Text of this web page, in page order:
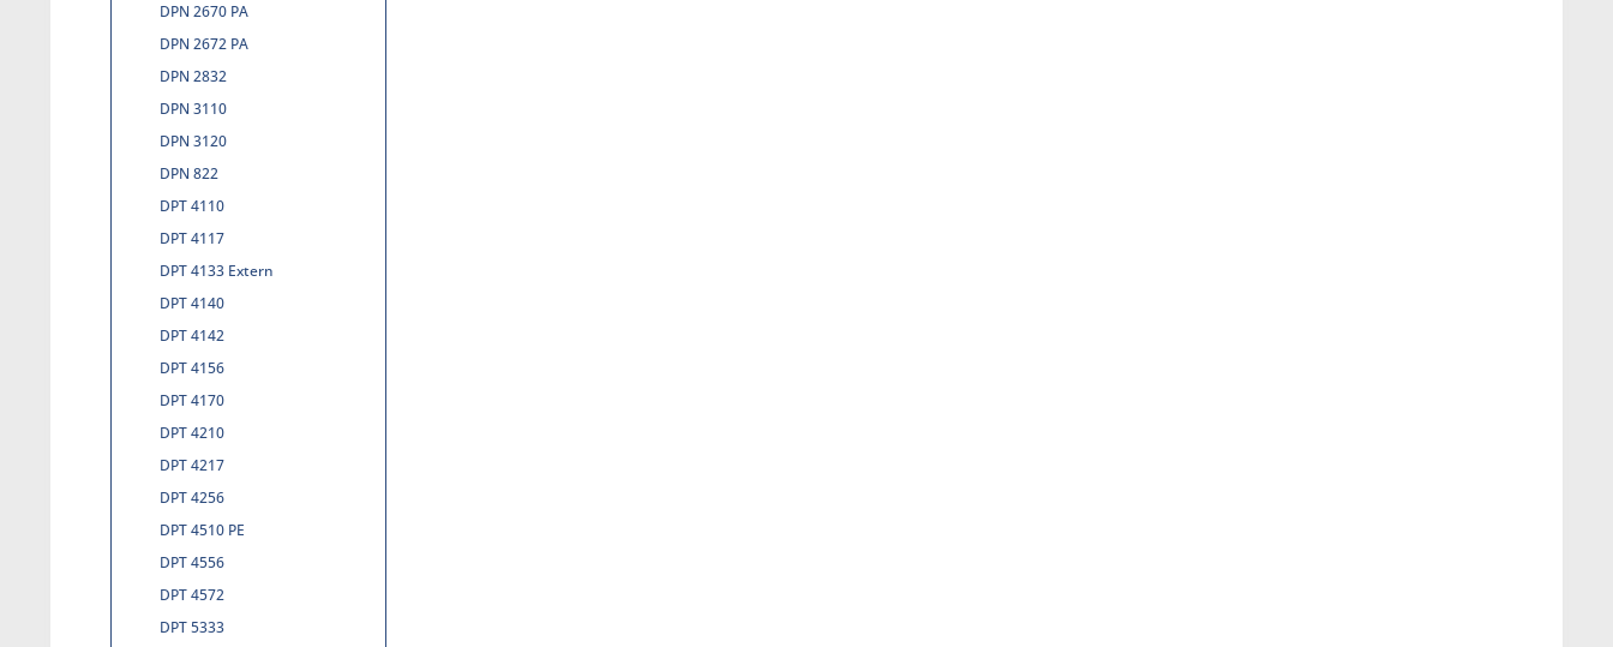
DPN 2670 PA
DPN 2672 PA
DPN 2832
DPN 3110
DPN 3120
DPN 822
DPT 4110
DPT 4117
DPT 4133 Extern
DPT 4140
DPT 4142
DPT 4156
DPT 4170
DPT 4210
DPT 4217
DPT 4256
DPT 4510 PE
DPT 4556
DPT 4572
DPT 5333